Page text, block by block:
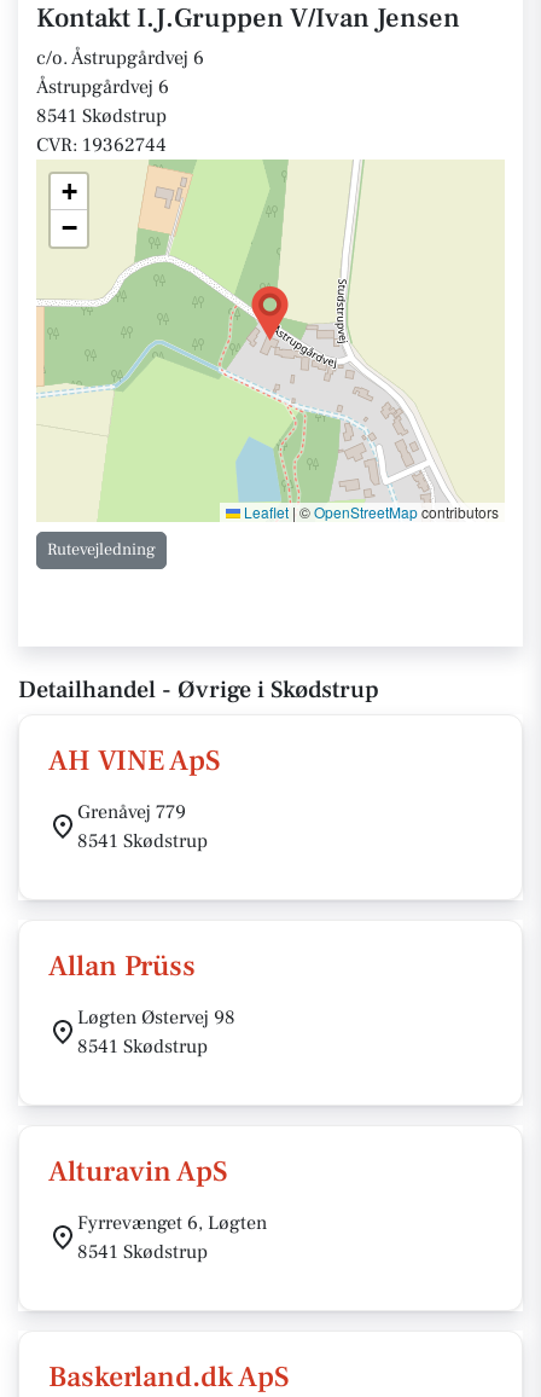
Kontakt I.J.Gruppen V/Ivan Jensen
c/o. Åstrupgårdvej 6
Åstrupgårdvej 6
8541 Skødstrup
CVR: 19362744
+
−
Leaflet | ©OpenStreetMapcontributors
Rutevejledning
Detailhandel - Øvrige i Skødstrup
AH VINE ApS
Grenåvej 779
8541 Skødstrup
Allan Prüss
Løgten Østervej 98
8541 Skødstrup
Alturavin ApS
Fyrrevænget 6, Løgten
8541 Skødstrup
Baskerland.dk ApS